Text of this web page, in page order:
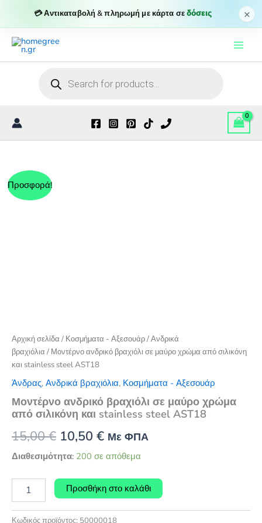
💳 Αντικαταβολή & πληρωμή με κάρτα σεδόσεις ×
Μετάβαση
στο
περιεχόμενο
search
Προσφορά!
Αρχική σελίδα / Κοσμήματα - Αξεσουάρ/Ανδρικά
βραχιόλια / Μοντέρνο ανδρικό βραχιόλι σε μαύρο χρώμα από σιλικόνη
και stainless steel AST18
Άνδρας, Ανδρικά βραχιόλια, Κοσμήματα - Αξεσουάρ
Μοντέρνο ανδρικό βραχιόλι σε μαύρο χρώμα
από σιλικόνη και stainless steel AST18
15,00€ Original
price
was:
15,00 €.
10,50 €Η
τρέχουσα
τιμή
είναι:
Με ΦΠΑ
Διαθεσιμότητα: 200 σε απόθεμα
ανδρικό
σε
Προσθήκη στο καλάθι
Κωδικός προϊόντος: 50000018
χρώμα
από
σιλικόνη
ποσότητα